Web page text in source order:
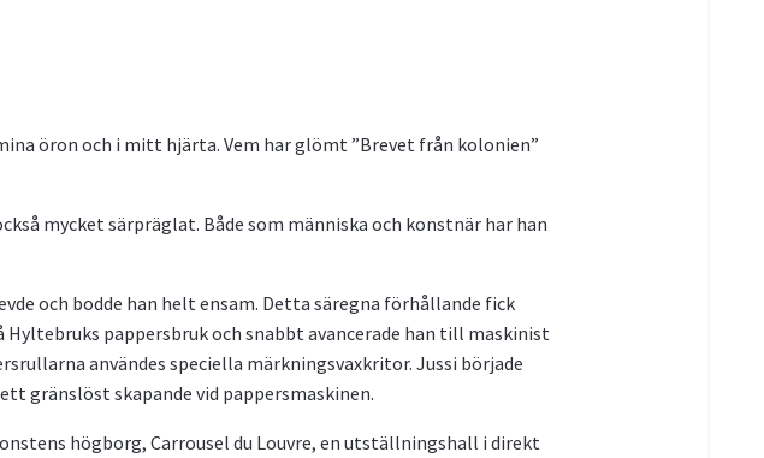
öron och i mitt hjärta. Vem har glömt ”Brevet från kolonien”
mycket särpräglat. Både som människa och konstnär har han
och bodde han helt ensam. Detta säregna förhållande fick
pappersbruk och snabbt avancerade han till maskinist
användes speciella märkningsvaxkritor. Jussi började
gränslöst skapande vid pappersmaskinen.
högborg, Carrousel du Louvre, en utställningshall i direkt